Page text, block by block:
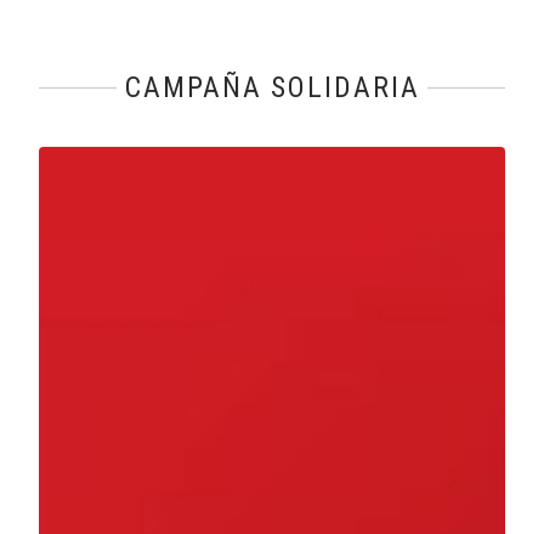
CAMPAÑA SOLIDARIA
Reproducir vídeo: Ayuda alimentaria de emergencia para